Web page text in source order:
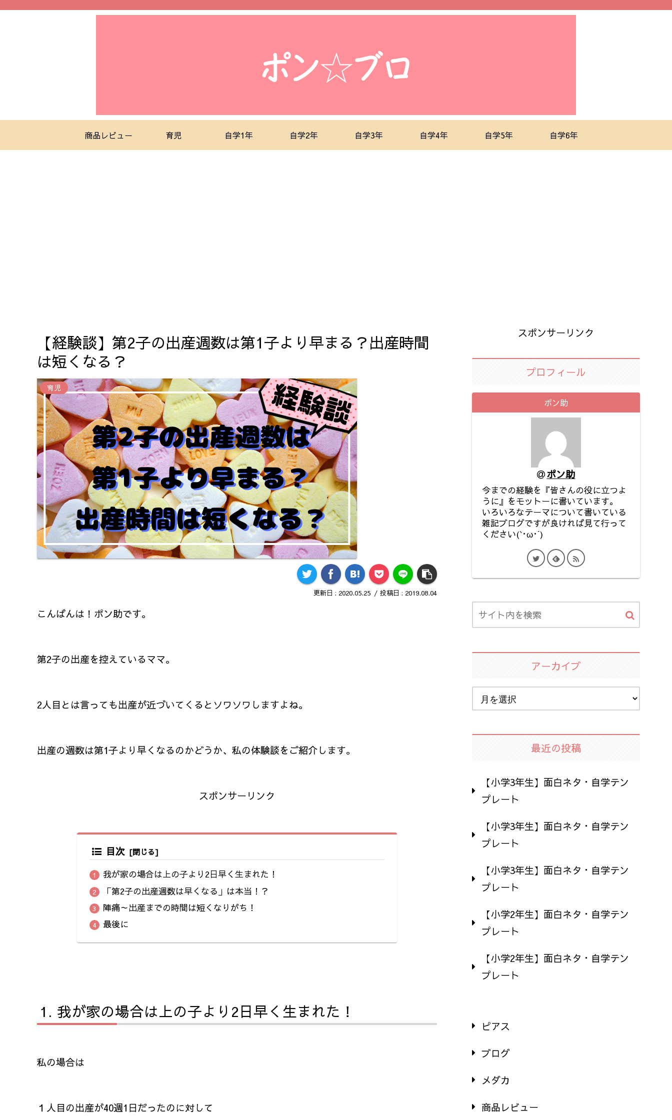
商品レビュー 育児 自学1年 自学2年 自学3年 自学4年 自学5年 自学6年
【経験談】第2子の出産週数は第1子より早まる？出産時間
は短くなる？
育児
2020.05.25 2019.08.04
こんばんは！ポン助です。
第2子の出産を控えているママ。
2人目とは言っても出産が近づいてくるとソワソワしますよね。
出産の週数は第1子より早くなるのかどうか、私の体験談をご紹介します。
スポンサーリンク
目次
我が家の場合は上の子より2日早く生まれた！
「第2子の出産週数は早くなる」は本当！？
陣痛～出産までの時間は短くなりがち！
最後に
我が家の場合は上の子より2日早く生まれた！
私の場合は
１人目の出産が40週1日だったのに対して
スポンサーリンク
プロフィール
ポン助
ポン助
今までの経験を『皆さんの役に立つよ
うに』をモットーに書いています。
いろいろなテーマについて書いている
雑記ブログですが良ければ見て行って
ください(`･ω･´)
アーカイブ
最近の投稿
【小学3年生】面白ネタ・自学テン
プレート
【小学3年生】面白ネタ・自学テン
プレート
【小学3年生】面白ネタ・自学テン
プレート
【小学2年生】面白ネタ・自学テン
プレート
【小学2年生】面白ネタ・自学テン
プレート
ピアス
ブログ
メダカ
商品レビュー